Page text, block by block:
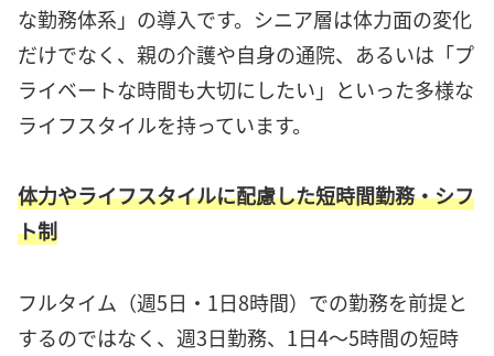
な勤務体系」の導入です。シニア層は体力面の変化
だけでなく、親の介護や自身の通院、あるいは「プ
ライベートな時間も大切にしたい」といった多様な
ライフスタイルを持っています。
体力やライフスタイルに配慮した短時間勤務・シフ
ト制
フルタイム（週5日・1日8時間）での勤務を前提と
するのではなく、週3日勤務、1日4〜5時間の短時